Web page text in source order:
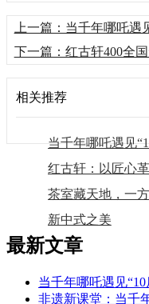
上一篇：当千年哪吒遇
下一篇：红古轩400全
相关推荐
当千年哪吒遇见
神匠
红古轩：以匠心
塑东方生活美学
茶室藏天地，一
春秋
新中式之美
最新文章
当千年哪吒遇见“10
非遗新课堂：当千